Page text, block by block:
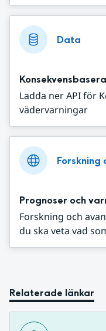
Data
Ladda ner API för
vädervarningar
Forskning
Prognoser och
Forskning och
du ska veta vad
Relaterade länkar